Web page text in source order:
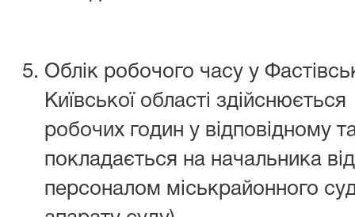
Облік робочого часу у
Київської області
робочих годин у відповідному
покладається на начальника
персоналом міськрайонного